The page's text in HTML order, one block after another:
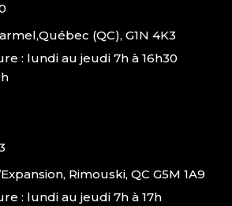
(QC), G1N 4K3
: lundi au jeudi 7h à 16h30
Rimouski, QC G5M 1A9
: lundi au jeudi 7h à 17h